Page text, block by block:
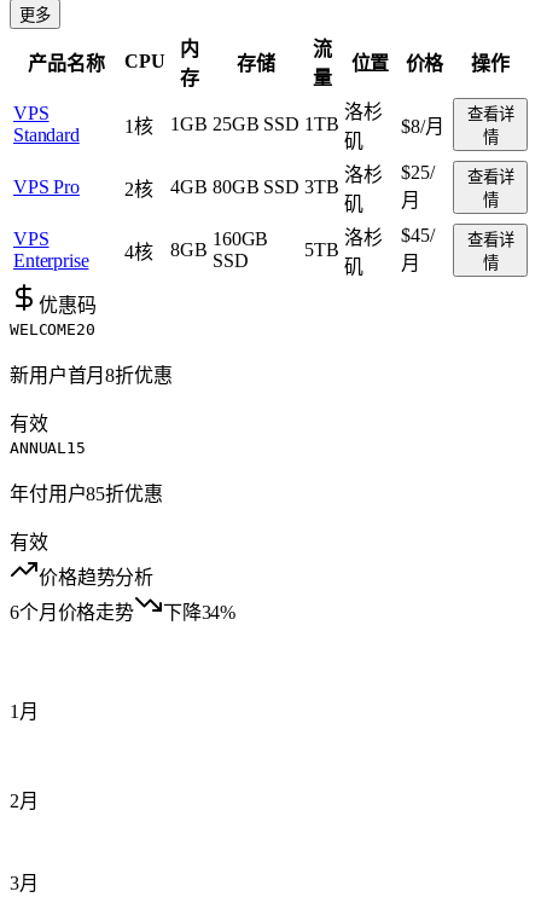
更多
产品名称 CPU
内
存
存储
流
量
位置 价格 操作
VPS
Standard
1核 1GB 25GB SSD 1TB
洛杉
矶
$8/月
查看详
情
VPS Pro 2核 4GB 80GB SSD 3TB
洛杉
矶
$25/
月
查看详
情
VPS
Enterprise
4核 8GB
160GB
SSD
5TB
洛杉
矶
$45/
月
查看详
情
优惠码
WELCOME20
新用户首月8折优惠
有效
ANNUAL15
年付用户85折优惠
有效
价格趋势分析
6个月价格走势
下降34%
1月
2月
3月